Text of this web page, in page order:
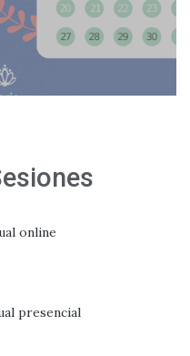
online
presencial